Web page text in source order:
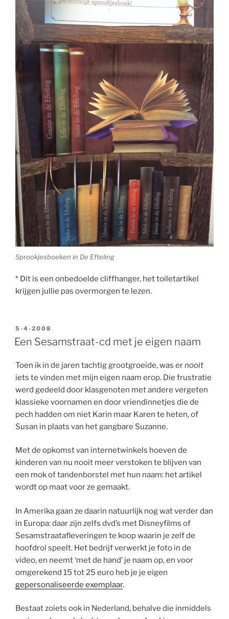
Sprookjesboeken in De Efteling
* Dit is een onbedoelde cliffhanger, het toiletartikel
krijgen jullie pas overmorgen te lezen.
GEPLAATST
OP
5-4-2008
Een Sesamstraat-cd met je eigen naam
Toen ik in de jaren tachtig grootgroeide, was ernooit
iets te vinden met mijn eigen naam erop. Die frustratie
werd gedeeld door klasgenoten met andere vergeten
klassieke voornamen en door vriendinnetjes die de
pech hadden om niet Karin maar Karen te heten, of
Susan in plaats van het gangbare Suzanne.
Met de opkomst van internetwinkels hoeven de
kinderen van nu nooit meer verstoken te blijven van
een mok of tandenborstel met hun naam: het artikel
wordt op maat voor ze gemaakt.
In Amerika gaan ze daarin natuurlijk nog wat verder dan
in Europa: daar zijn zelfs dvd’s met Disneyfilms of
Sesamstraatafleveringen te koop waarin je zelf de
hoofdrol speelt. Het bedrijf verwerkt je foto in de
video, en neemt ‘met de hand’ je naam op, en voor
omgerekend 15 tot 25 euro heb je je eigen
gepersonaliseerde exemplaar.
Bestaat zoiets ook in Nederland, behalve die inmiddels